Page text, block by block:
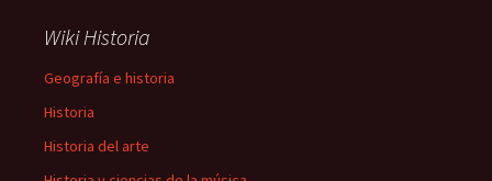
Wiki Historia
Geografía e historia
Historia
Historia del arte